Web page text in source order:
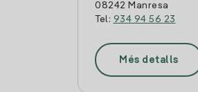
08242 Manresa
Tel: 934 94 56 23
Més detalls